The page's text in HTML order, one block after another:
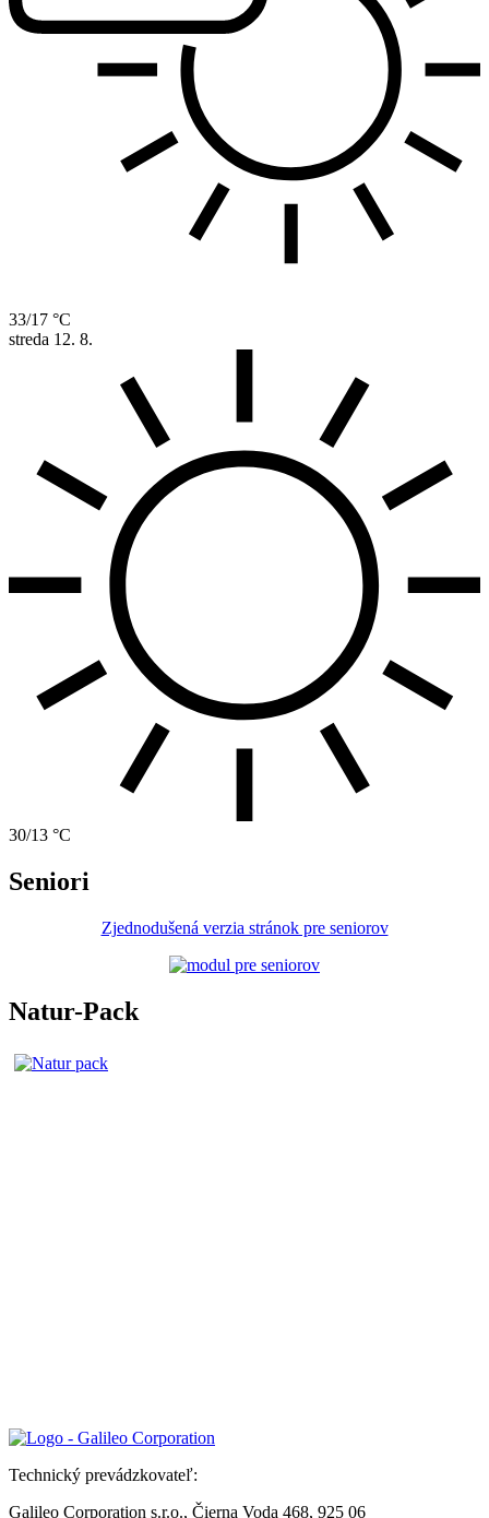
33/17 °C
streda 12. 8.
30/13 °C
Seniori
Zjednodušená verzia stránok pre seniorov
Natur-Pack
Technický prevádzkovateľ:
Galileo Corporation s.r.o., Čierna Voda 468, 925 06